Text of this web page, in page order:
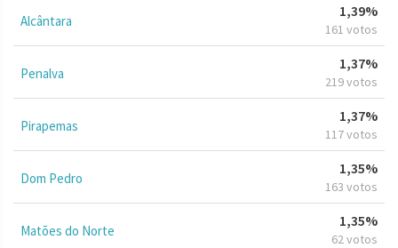
Alcântara
1,39%
161 votos
Penalva
1,37%
219 votos
Pirapemas
1,37%
117 votos
Dom Pedro
1,35%
163 votos
Matões do Norte
1,35%
62 votos